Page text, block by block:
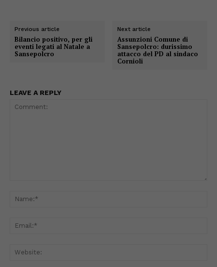
Previous article
Bilancio positivo, per gli
eventi legati al Natale a
Sansepolcro
Next article
Assunzioni Comune di
Sansepolcro: durissimo
attacco del PD al sindaco
Cornioli
LEAVE A REPLY